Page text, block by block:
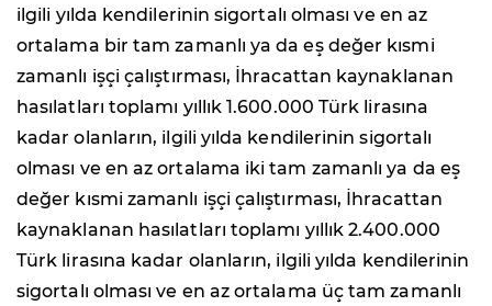
ilgili yılda kendilerinin sigortalı olması ve en az
ortalama bir tam zamanlı ya da eş değer kısmi
zamanlı işçi çalıştırması, İhracattan kaynaklanan
hasılatları toplamı yıllık 1.600.000 Türk lirasına
kadar olanların, ilgili yılda kendilerinin sigortalı
olması ve en az ortalama iki tam zamanlı ya da eş
değer kısmi zamanlı işçi çalıştırması, İhracattan
kaynaklanan hasılatları toplamı yıllık 2.400.000
Türk lirasına kadar olanların, ilgili yılda kendilerinin
sigortalı olması ve en az ortalama üç tam zamanlı